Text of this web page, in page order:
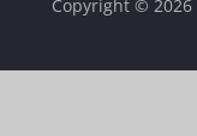
Copyright © 2026